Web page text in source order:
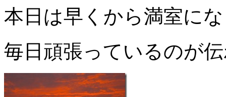
本日は早くから満室に
毎日頑張っているのが